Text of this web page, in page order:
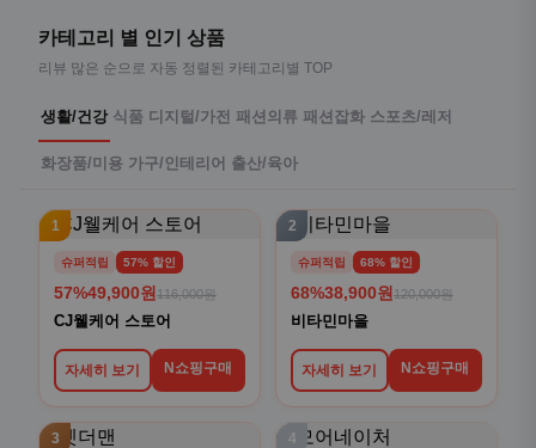
카테고리 별 인기 상품
리뷰 많은 순으로 자동 정렬된 카테고리별 TOP
생활/건강 식품 디지털/가전 패션의류 패션잡화 스포츠/레저
화장품/미용 가구/인테리어 출산/육아
1
슈퍼적립 57% 할인
57%49,900원 116,000원
CJ웰케어 스토어
자세히 보기 N쇼핑구매
2
슈퍼적립 68% 할인
68%38,900원 120,000원
비타민마을
자세히 보기 N쇼핑구매
3 4